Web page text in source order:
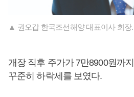
▲ 권오갑 한국조선해양 대표이사 회장.
개장 직후 주가가 7만8900원까
꾸준히 하락세를 보였다.